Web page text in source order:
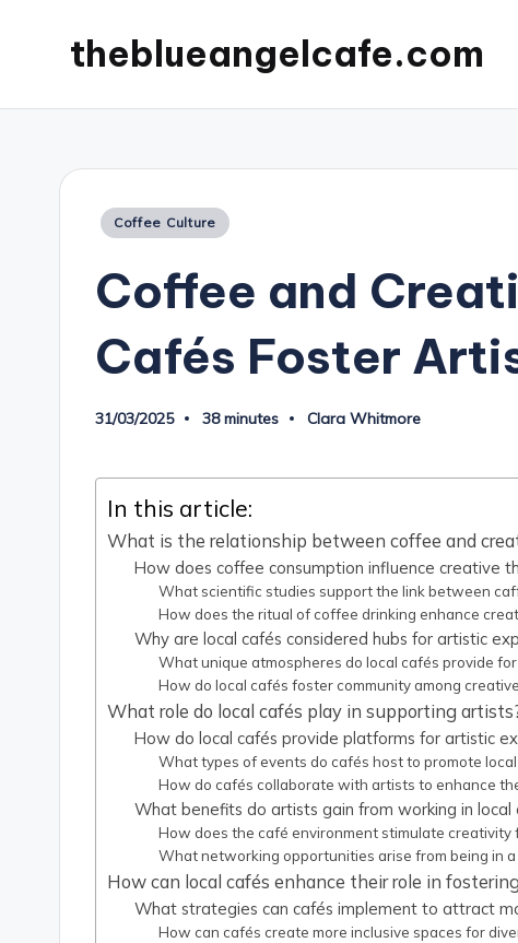
theblueangelcafe.com
Posted
Coffee Culture
Coffee and
Cafés Foster
31/03/2025 38 minutes
Posted
Clara Whitmore
In this article:
What is the relationship between coffee and
How does coffee consumption influence creative
What scientific studies support the link between
How does the ritual of coffee drinking enhance
Why are local cafés considered hubs for artistic
What unique atmospheres do local cafés provide
How do local cafés foster community among
What role do local cafés play in supporting
How do local cafés provide platforms for artistic
What types of events do cafés host to promote
How do cafés collaborate with artists to enhance
What benefits do artists gain from working in local
How does the café environment stimulate creativity
What networking opportunities arise from being in a
How can local cafés enhance their role in
What strategies can cafés implement to attract
How can cafés create more inclusive spaces for